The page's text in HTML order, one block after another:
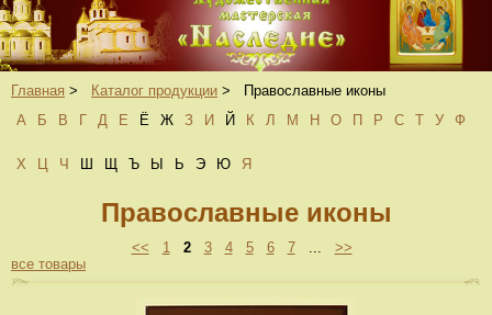
Главная > Каталог продукции >
Православные иконы
А
Б В Г Д Е Ё Ж З И Й К Л М Н О П Р С Т У Ф
Х Ц Ч Ш Щ Ъ Ы Ь Э Ю Я
Православные иконы
<< 1 2 3 4 5 6 7... >>
все товары